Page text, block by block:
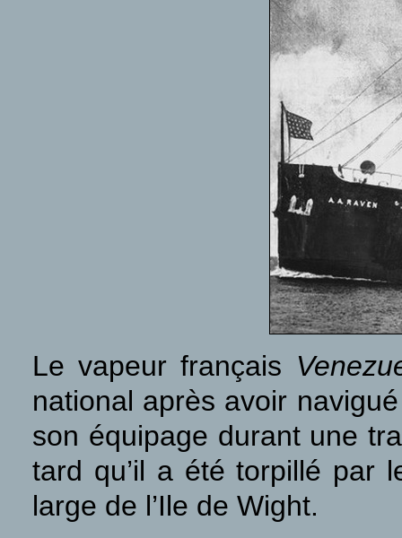
Le vapeur français
national après avoir
son équipage durant une
tard qu’il a été torpillé par
large de l’Ile de Wight.